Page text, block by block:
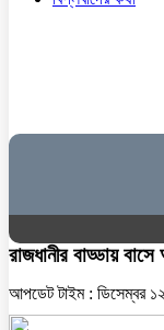
রাজধানীর বাড্ডায়
আপডেট টাইম : ডিসেম্বর